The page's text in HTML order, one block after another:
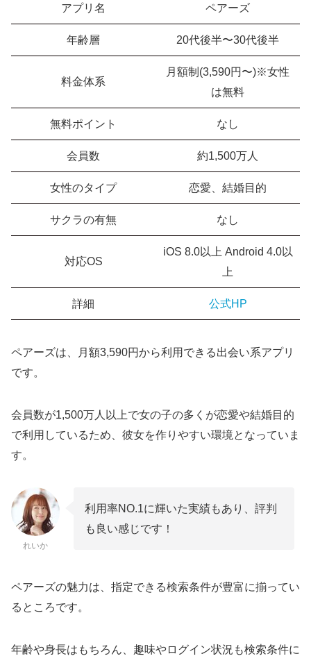
アプリ名 ペアーズ
年齢層 20代後半〜30代後半
料金体系
月額制(3,590円〜)※女性
は無料
無料ポイント なし
会員数 約1,500万人
女性のタイプ 恋愛、結婚目的
サクラの有無 なし
対応OS
iOS 8.0以上 Android 4.0以
上
詳細 公式HP
ペアーズは、月額3,590円から利用できる出会い系アプリ
です。
会員数が1,500万人以上で女の子の多くが恋愛や結婚目的
で利用しているため、彼女を作りやすい環境となっていま
す。
れいか
利用率NO.1に輝いた実績もあり、評判
も良い感じです！
ペアーズの魅力は、指定できる検索条件が豊富に揃ってい
るところです。
年齢や身長はもちろん、趣味やログイン状況も検索条件に